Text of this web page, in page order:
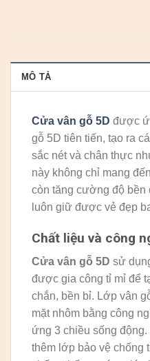
MÔ TẢ
Cửa vân gỗ 5D được
gỗ 5D tiên tiến, tạo ra
sắc nét và chân thực
này không chỉ mang
còn tăng cường độ bền
luôn giữ được vẻ đẹp
Chất liệu và công
Cửa vân gỗ 5D sử
được gia công tỉ mỉ để
chắn, bền bỉ. Lớp vân
mặt nhôm bằng công
ứng 3 chiều sống
thêm lớp bảo vệ chống